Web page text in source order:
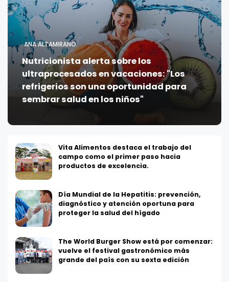
ANA ALTAMIRANO
Nutricionista alerta sobre los
ultraprocesados en vacaciones: "Los
refrigerios son una oportunidad para
sembrar salud en los niños"
Vita Alimentos destaca el trabajo del
campo como el primer paso hacia
productos de excelencia.
Día Mundial de la Hepatitis: prevención,
diagnóstico y atención oportuna para
proteger la salud del hígado
The World Burger Show está por comenzar:
vuelve el festival gastronómico más
grande del país con su sexta edición